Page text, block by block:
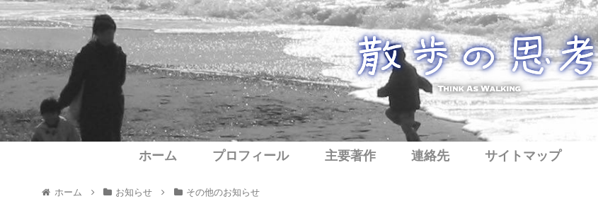
ホーム プロフィール 主要著作 連絡先 サイトマップ
ホーム お知らせ その他のお知らせ